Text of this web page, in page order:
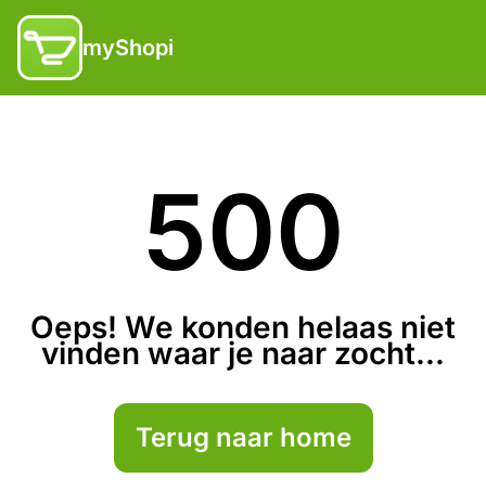
myShopi
500
Oeps! We konden helaas niet
vinden waar je naar zocht...
Terug naar home